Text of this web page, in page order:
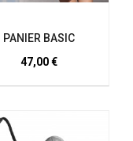
PANIER BASIC
47,00 €